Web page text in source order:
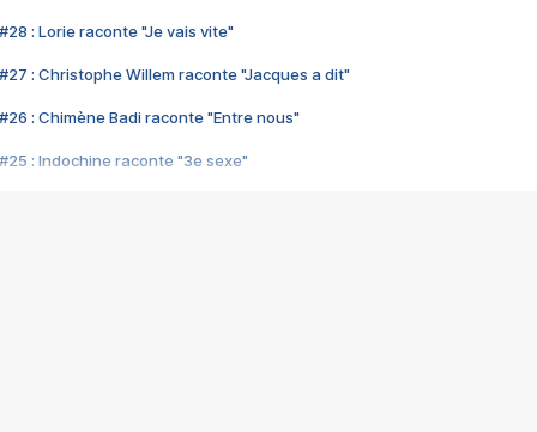
#28 : Lorie raconte "Je vais vite"
#27 : Christophe Willem raconte "Jacques a dit"
#26 : Chimène Badi raconte "Entre nous"
#25 : Indochine raconte "3e sexe"